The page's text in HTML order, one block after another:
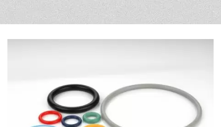
produzione avanzate per fornire soluzioni di sigillatura
complete ai clienti in tutto il mondo.